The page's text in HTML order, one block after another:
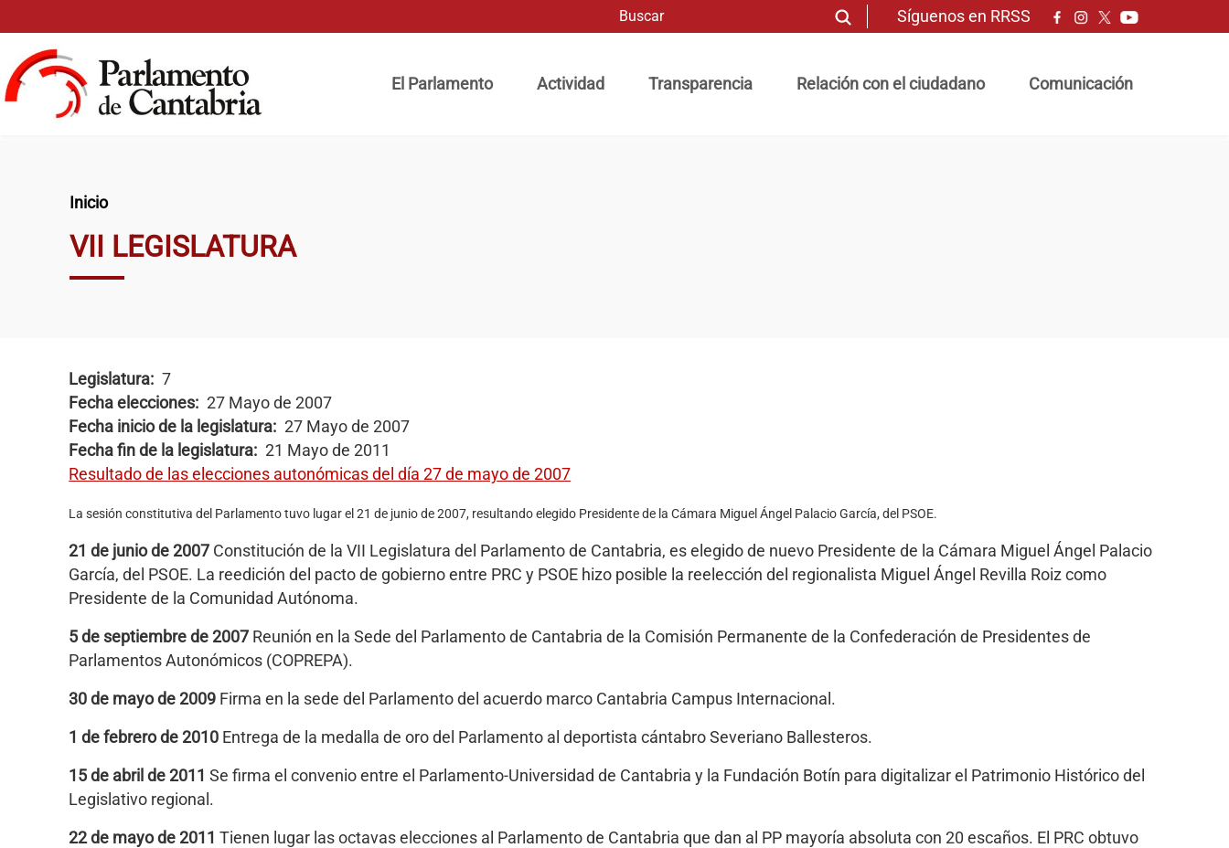
Síguenos en RRSS
El Parlamento
Actividad Transparencia Relación con el ciudadano Comunicación
Ruta de navegación
Inicio
VII LEGISLATURA
Legislatura
7
Fecha elecciones
27 Mayo de 2007
Fecha inicio de la legislatura
27 Mayo de 2007
Fecha fin de la legislatura
21 Mayo de 2011
Resultado de las elecciones autonómicas del día 27 de mayo de 2007
La sesión constitutiva del Parlamento tuvo lugar el 21 de junio de 2007, resultando elegido Presidente de la Cámara Miguel Ángel Palacio García, del PSOE.
21 de junio de 2007 Constitución de la VII Legislatura del Parlamento de Cantabria, es elegido de nuevo Presidente de la Cámara Miguel Ángel Palacio
García, del PSOE. La reedición del pacto de gobierno entre PRC y PSOE hizo posible la reelección del regionalista Miguel Ángel Revilla Roiz como
Presidente de la Comunidad Autónoma.
5 de septiembre de 2007 Reunión en la Sede del Parlamento de Cantabria de la Comisión Permanente de la Confederación de Presidentes de
Parlamentos Autonómicos (COPREPA).
30 de mayo de 2009 Firma en la sede del Parlamento del acuerdo marco Cantabria Campus Internacional.
1 de febrero de 2010 Entrega de la medalla de oro del Parlamento al deportista cántabro Severiano Ballesteros.
15 de abril de 2011 Se firma el convenio entre el Parlamento-Universidad de Cantabria y la Fundación Botín para digitalizar el Patrimonio Histórico del
Legislativo regional.
22 de mayo de 2011 Tienen lugar las octavas elecciones al Parlamento de Cantabria que dan al PP mayoría absoluta con 20 escaños. El PRC obtuvo